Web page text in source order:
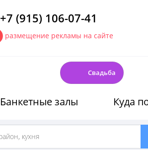
+7 (915) 106-07-41
размещение рекламы на сайте
Свадьба
Банкетные залы Куда